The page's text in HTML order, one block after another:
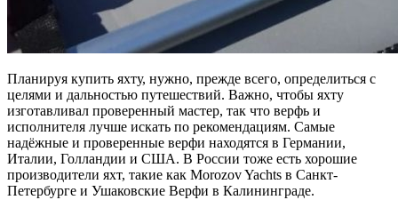
Планируя купить яхту, нужно, прежде всего, определиться с
целями и дальностью путешествий. Важно, чтобы яхту
изготавливал проверенный мастер, так что верфь и
исполнителя лучше искать по рекомендациям. Самые
надёжные и проверенные верфи находятся в Германии,
Италии, Голландии и США. В России тоже есть хорошие
производители яхт, такие как Morozov Yachts в Санкт-
Петербурге и Ушаковские Верфи в Калининграде.